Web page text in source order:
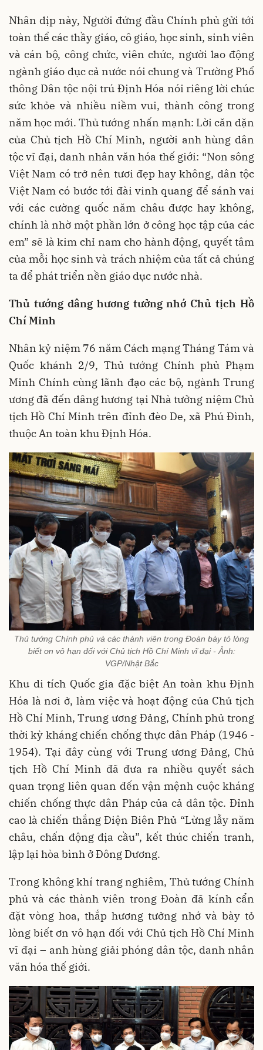
Nhân dịp này, Người đứng đầu Chính phủ gửi tới
toàn thể các thầy giáo, cô giáo, học sinh, sinh viên
và cán bộ, công chức, viên chức, người lao động
ngành giáo dục cả nước nói chung và Trường Phổ
thông Dân tộc nội trú Định Hóa nói riêng lời chúc
sức khỏe và nhiều niềm vui, thành công trong
năm học mới. Thủ tướng nhấn mạnh: Lời căn dặn
của Chủ tịch Hồ Chí Minh, người anh hùng dân
tộc vĩ đại, danh nhân văn hóa thế giới: “Non sông
Việt Nam có trở nên tươi đẹp hay không, dân tộc
Việt Nam có bước tới đài vinh quang để sánh vai
với các cường quốc năm châu được hay không,
chính là nhờ một phần lớn ở công học tập của các
em” sẽ là kim chỉ nam cho hành động, quyết tâm
của mỗi học sinh và trách nhiệm của tất cả chúng
ta để phát triển nền giáo dục nước nhà.
Thủ tướng dâng hương tưởng nhớ Chủ tịch Hồ
Chí Minh
Nhân kỷ niệm 76 năm Cách mạng Tháng Tám và
Quốc khánh 2/9, Thủ tướng Chính phủ Phạm
Minh Chính cùng lãnh đạo các bộ, ngành Trung
ương đã đến dâng hương tại Nhà tưởng niệm Chủ
tịch Hồ Chí Minh trên đỉnh đèo De, xã Phú Đình,
thuộc An toàn khu Định Hóa.
Thủ tướng Chính phủ và các thành viên trong Đoàn bày tỏ lòng
biết ơn vô hạn đối với Chủ tịch Hồ Chí Minh vĩ đại - Ảnh:
VGP/Nhật Bắc
Khu di tích Quốc gia đặc biệt An toàn khu Định
Hóa là nơi ở, làm việc và hoạt động của Chủ tịch
Hồ Chí Minh, Trung ương Đảng, Chính phủ trong
thời kỳ kháng chiến chống thực dân Pháp (1946 -
1954). Tại đây cùng với Trung ương Đảng, Chủ
tịch Hồ Chí Minh đã đưa ra nhiều quyết sách
quan trọng liên quan đến vận mệnh cuộc kháng
chiến chống thực dân Pháp của cả dân tộc. Đỉnh
cao là chiến thắng Điện Biên Phủ “Lừng lẫy năm
châu, chấn động địa cầu”, kết thúc chiến tranh,
lập lại hòa bình ở Đông Dương.
Trong không khí trang nghiêm, Thủ tướng Chính
phủ và các thành viên trong Đoàn đã kính cẩn
đặt vòng hoa, thắp hương tưởng nhớ và bày tỏ
lòng biết ơn vô hạn đối với Chủ tịch Hồ Chí Minh
vĩ đại – anh hùng giải phóng dân tộc, danh nhân
văn hóa thế giới.